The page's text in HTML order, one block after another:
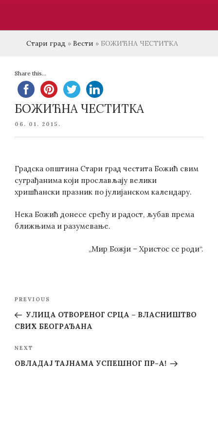
Стари град » Вести » БОЖИЋНА ЧЕСТИТКА
Share this...
БОЖИЋНА ЧЕСТИТКА
POSTED
06. 01. 2015.
Градска општина Стари град честита Божић свим
суграђанима који прослављају велики
хришћански празник по јулијанском календару.
Нека Божић донесе срећу и радост, љубав према
ближњима и разумевање.
„Мир Божји – Христос се роди“.
Post
Previous
Post
PREVIOUS
УЛИЦА ОТВОРЕНОГ СРЦА – ВЛАСНИШТВО
СВИХ БЕОГРАЂАНА
Next
Post
NEXT
ОВЛАДАЈ ТАЈНАМА УСПЕШНОГ ПР-A!